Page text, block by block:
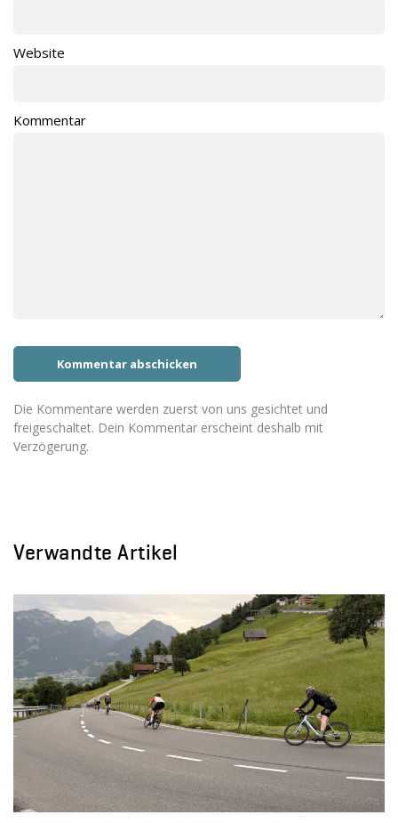
Website
Kommentar
Die Kommentare werden zuerst von uns gesichtet und
freigeschaltet. Dein Kommentar erscheint deshalb mit
Verzögerung.
Verwandte Artikel